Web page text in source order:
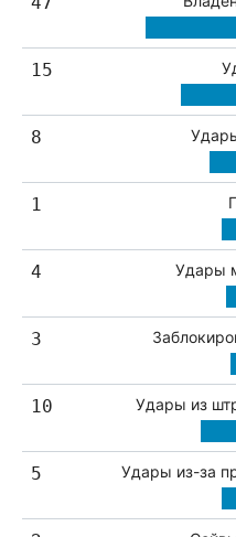
15
8
1
4 Удары
3
10 Удары из
5 Удары из-за